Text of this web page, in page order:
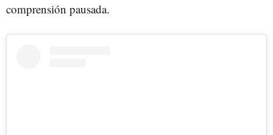
comprensión pausada.